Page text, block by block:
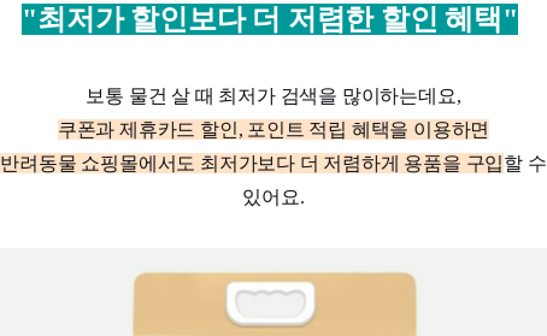
"최저가 할인보다 더 저렴한 할인 혜택"
보통 물건 살 때 최저가 검색을 많이하는데요,
쿠폰과 제휴카드 할인, 포인트 적립 혜택을 이용하면
반려동물 쇼핑몰에서도 최저가보다 더 저렴하게 용품을 구입할 수
있어요.